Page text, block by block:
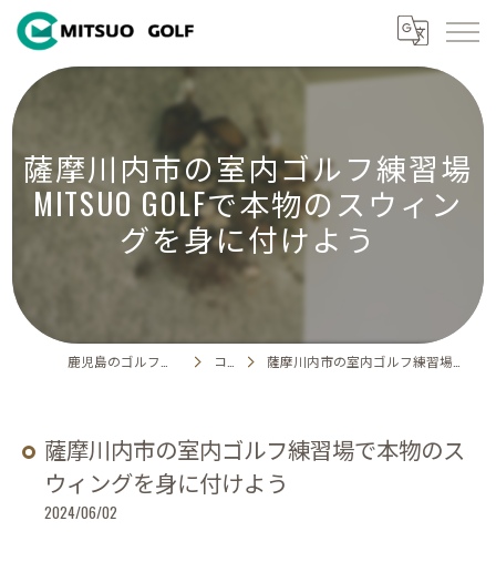
薩摩川内市の室内ゴルフ練習場
MITSUO GOLFで本物のスウィン
グを身に付けよう
コラム 薩摩川内市の室内ゴルフ練習場で本物のスウィングを身に付けよう
薩摩川内市の室内ゴルフ練習場で本物のス
ウィングを身に付けよう
2024/06/02